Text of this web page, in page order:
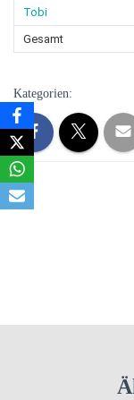
Tobi
Gesamt
Kategorien: